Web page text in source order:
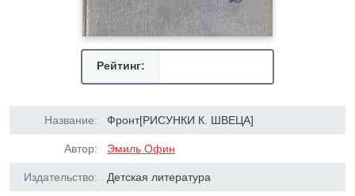
Рейтинг:
Название: Фронт[РИСУНКИ К. ШВЕЦА]
Автор: Эмиль Офин
Издательство: Детская литература